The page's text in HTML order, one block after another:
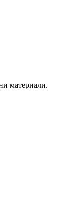
материали.